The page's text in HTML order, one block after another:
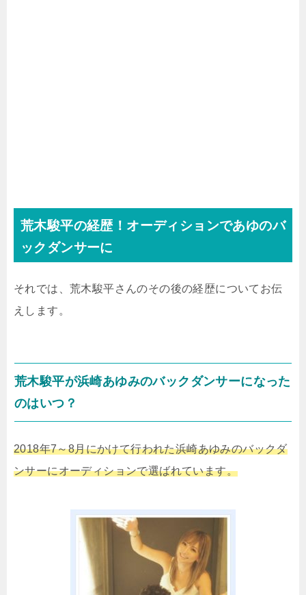
荒木駿平の経歴！オーディションであゆのバ
ックダンサーに
それでは、荒木駿平さんのその後の経歴についてお伝
えします。
荒木駿平が浜崎あゆみのバックダンサーになった
のはいつ？
2018年7～8月にかけて行われた浜崎あゆみのバックダ
ンサーにオーディションで選ばれています。